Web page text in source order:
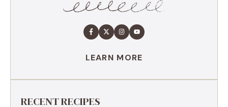
LEARN MORE
RECENT RECIPES